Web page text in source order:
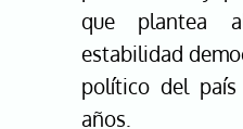
que plantea
estabilidad
político del
años.